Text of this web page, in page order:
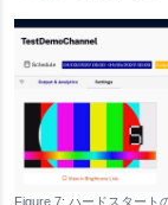
ハードスタート